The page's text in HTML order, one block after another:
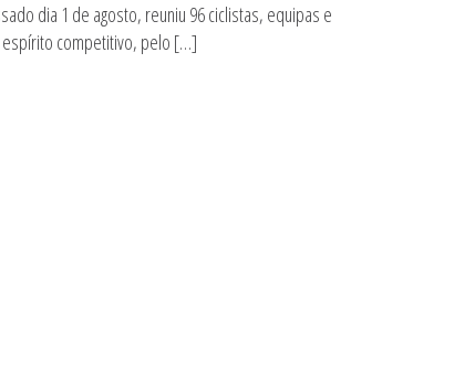
dia 1 de agosto, reuniu 96 ciclistas, equipas e
espírito competitivo, pelo […]